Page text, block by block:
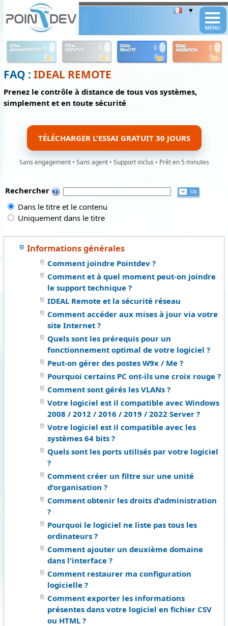
IDEAL
ADMINISTRATION
IDEAL
DISPATCH
IDEAL
REMOTE
IDEAL
MIGRATION
FAQ : IDEAL REMOTE
Prenez le contrôle à distance de tous vos systèmes,
simplement et en toute sécurité
TÉLÉCHARGER L'ESSAI GRATUIT 30 JOURS
Sans engagement • Sans agent • Support inclus • Prêt en 5 minutes
Rechercher
Dans le titre et le contenu
Uniquement dans le titre
Informations générales
Comment joindre Pointdev ?
Comment et à quel moment peut-on joindre
le support technique ?
IDEAL Remote et la sécurité réseau
Comment accéder aux mises à jour via votre
site Internet ?
Quels sont les prérequis pour un
fonctionnement optimal de votre logiciel ?
Peut-on gérer des postes W9x / Me ?
Pourquoi certains PC ont-ils une croix rouge ?
Comment sont gérés les VLANs ?
Votre logiciel est il compatible avec Windows
2008 / 2012 / 2016 / 2019 / 2022 Server ?
Votre logiciel est il compatible avec les
systèmes 64 bits ?
Quels sont les ports utilisés par votre logiciel
?
Comment créer un filtre sur une unité
d'organisation ?
Comment obtenir les droits d'administration
?
Pourquoi le logiciel ne liste pas tous les
ordinateurs ?
Comment ajouter un deuxième domaine
dans l'interface ?
Comment restaurer ma configuration
logicielle ?
Comment exporter les informations
présentes dans votre logiciel en fichier CSV
ou HTML ?
Panneau de gestion des cookies